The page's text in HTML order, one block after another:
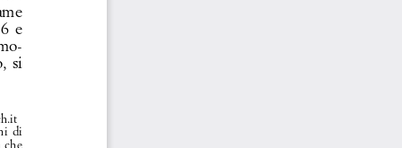
e
-
si
di
che